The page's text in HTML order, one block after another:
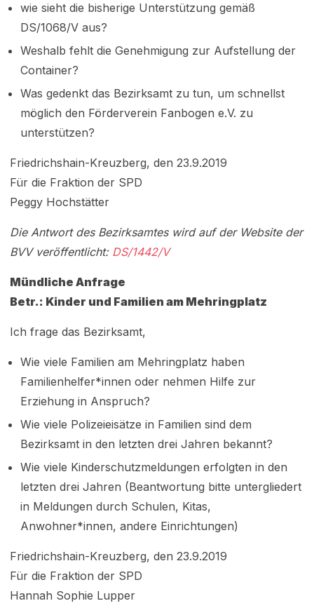
wie sieht die bisherige Unterstützung gemäß
DS/1068/V aus?
Weshalb fehlt die Genehmigung zur Aufstellung der
Container?
Was gedenkt das Bezirksamt zu tun, um schnellst
möglich den Förderverein Fanbogen e.V. zu
unterstützen?
Friedrichshain-Kreuzberg, den 23.9.2019
Für die Fraktion der SPD
Peggy Hochstätter
Die Antwort des Bezirksamtes wird auf der Website der
BVV veröffentlicht: DS/1442/V
Mündliche Anfrage
Betr.: Kinder und Familien am Mehringplatz
Ich frage das Bezirksamt,
Wie viele Familien am Mehringplatz haben
Familienhelfer*innen oder nehmen Hilfe zur
Erziehung in Anspruch?
Wie viele Polizeieisätze in Familien sind dem
Bezirksamt in den letzten drei Jahren bekannt?
Wie viele Kinderschutzmeldungen erfolgten in den
letzten drei Jahren (Beantwortung bitte untergliedert
in Meldungen durch Schulen, Kitas,
Anwohner*innen, andere Einrichtungen)
Friedrichshain-Kreuzberg, den 23.9.2019
Für die Fraktion der SPD
Hannah Sophie Lupper